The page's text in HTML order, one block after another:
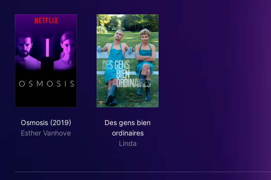
Osmosis (2019)
Esther Vanhove
Des gens bien
ordinaires
Linda